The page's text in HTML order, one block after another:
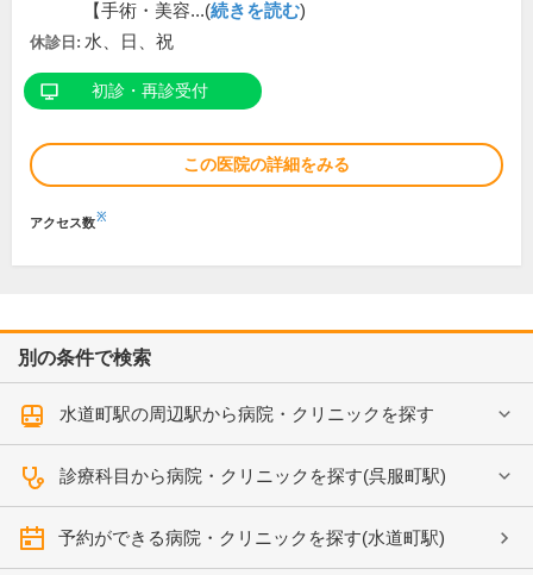
【手術・美容...(続きを読む)
休診日: 水、日、祝
初診・再診受付
この医院の詳細をみる
アクセス数※
別の条件で検索
水道町駅の周辺駅から病院・クリニックを探す
診療科目から病院・クリニックを探す(呉服町駅)
予約ができる病院・クリニックを探す(水道町駅)